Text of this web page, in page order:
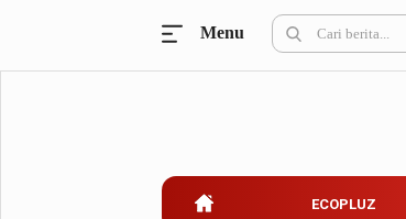
Belanja
Menu
ECOPLUZ